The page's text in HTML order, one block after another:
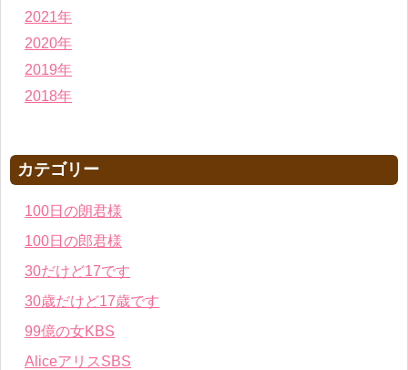
2021年
2020年
2019年
2018年
カテゴリー
100日の朗君様
100日の郎君様
30だけど17です
30歳だけど17歳です
99億の女KBS
AliceアリスSBS